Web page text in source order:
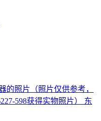
的照片（照片仅供参考，
598获得实物照片） 东